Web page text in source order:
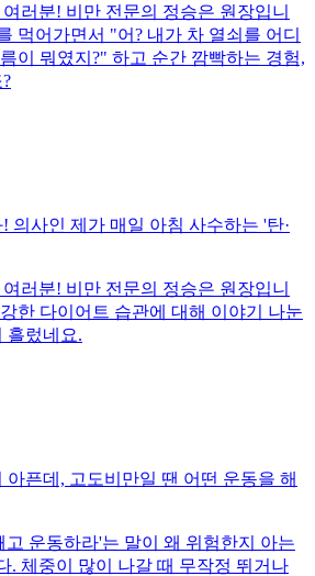
러분! 비만 전문의 정승은 원장입니
먹어가면서 "어? 내가 차 열쇠를 어디
이 뭐였지?" 하고 순간 깜빡하는 경험,
의사인 제가 매일 아침 사수하는 '탄·
러분! 비만 전문의 정승은 원장입니
한 다이어트 습관에 대해 이야기 나눈
흘렀네요.
아픈데, 고도비만일 땐 어떤 운동을 해
운동하라'는 말이 왜 위험한지 아는
. 체중이 많이 나갈 때 무작정 뛰거나